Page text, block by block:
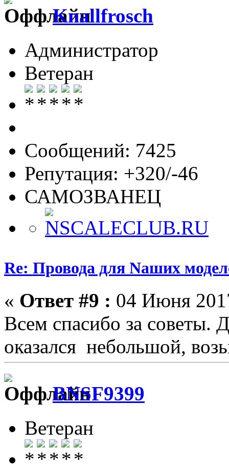
Knallfrosch
Администратор
Ветеран
Сообщений: 7425
Репутация: +320/-46
САМОЗВАНЕЦ
Re: Провода для Nаших
« Ответ #9 : 04 Июня
Всем спасибо за советы.
оказался небольшой,
BNSF9399
Ветеран